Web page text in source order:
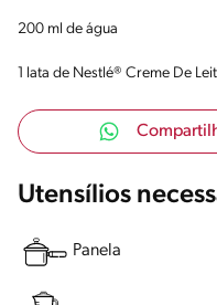
200 ml de água
1 lata de Nestlé® Creme De
Utensílios
Panela